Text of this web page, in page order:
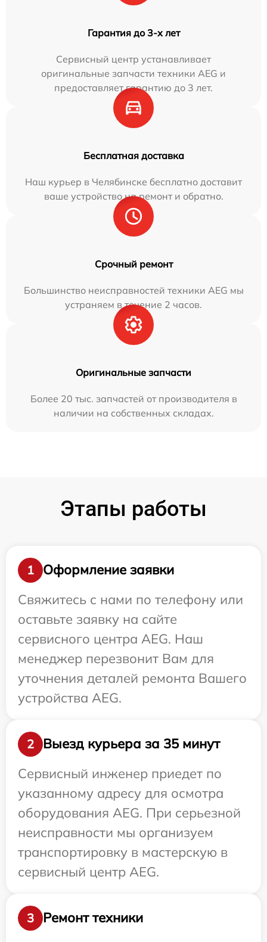
Гарантия до 3-х лет
Сервисный центр устанавливает
оригинальные запчасти техники AEG и
предоставляет гарантию до 3 лет.
Бесплатная доставка
Наш курьер в Челябинске бесплатно доставит
ваше устройство на ремонт и обратно.
Срочный ремонт
Большинство неисправностей техники AEG мы
устраняем в течение 2 часов.
Оригинальные запчасти
Более 20 тыс. запчастей от производителя в
наличии на собственных складах.
Этапы работы
1
Оформление заявки
Свяжитесь с нами по телефону или
оставьте заявку на сайте
сервисного центра AEG. Наш
менеджер перезвонит Вам для
уточнения деталей ремонта Вашего
устройства AEG.
2
Выезд курьера за 35 минут
Сервисный инженер приедет по
указанному адресу для осмотра
оборудования AEG. При серьезной
неисправности мы организуем
транспортировку в мастерскую в
сервисный центр AEG.
3
Ремонт техники